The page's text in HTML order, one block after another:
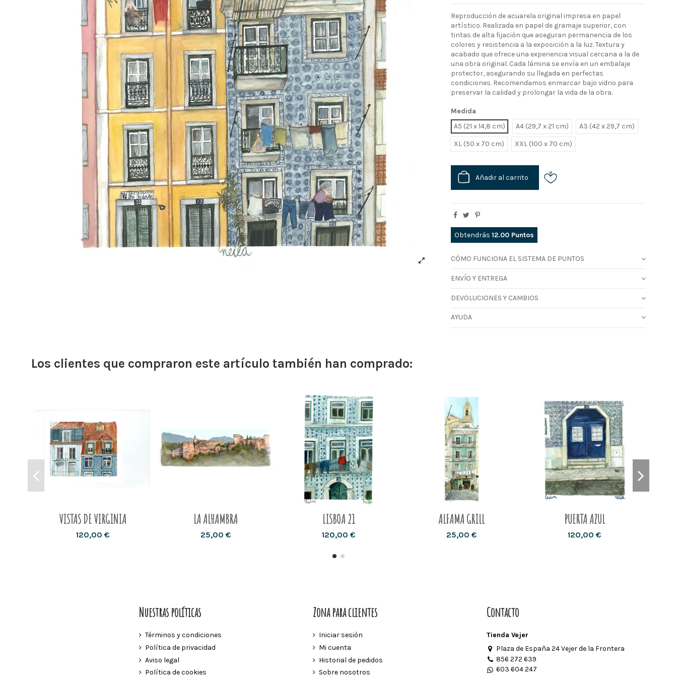
Reproducción de acuarela original impresa en papel
artístico. Realizada en papel de gramaje superior, con
tintas de alta fijación que aseguran permanencia de los
colores y resistencia a la exposición a la luz. Textura y
acabado que ofrece una experiencia visual cercana a la de
una obra original. Cada lámina se envía en un embalaje
protector, asegurando su llegada en perfectas
condiciones. Recomendamos enmarcar bajo vidrio para
preservar la calidad y prolongar la vida de la obra.
Medida
A5 (21 x 14,8 cm)
A4 (29,7 x 21 cm) A3 (42 x 29,7 cm)
XL XXL
Añadir al carrito
Obtendrás12.00 Puntos
CÓMO FUNCIONA EL SISTEMA DE PUNTOS
ENVÍO Y ENTREGA
DEVOLUCIONES Y CAMBIOS
AYUDA
Los clientes que compraron este artículo también han comprado:
VISTAS DE VIRGINIA
120,00 €
LA ALHAMBRA
25,00 €
LISBOA 21
120,00 €
ALFAMA GRILL
25,00 €
PUERTA AZUL
120,00 €
Nuestras políticas
Términos y condiciones
Política de privacidad
Aviso legal
Política de cookies
Zona para clientes
Iniciar sesión
Mi cuenta
Historial de pedidos
Sobre nosotros
Contacto
Tienda Vejer
Plaza de España 24 Vejer de la Frontera
856 272 639
603 604 247